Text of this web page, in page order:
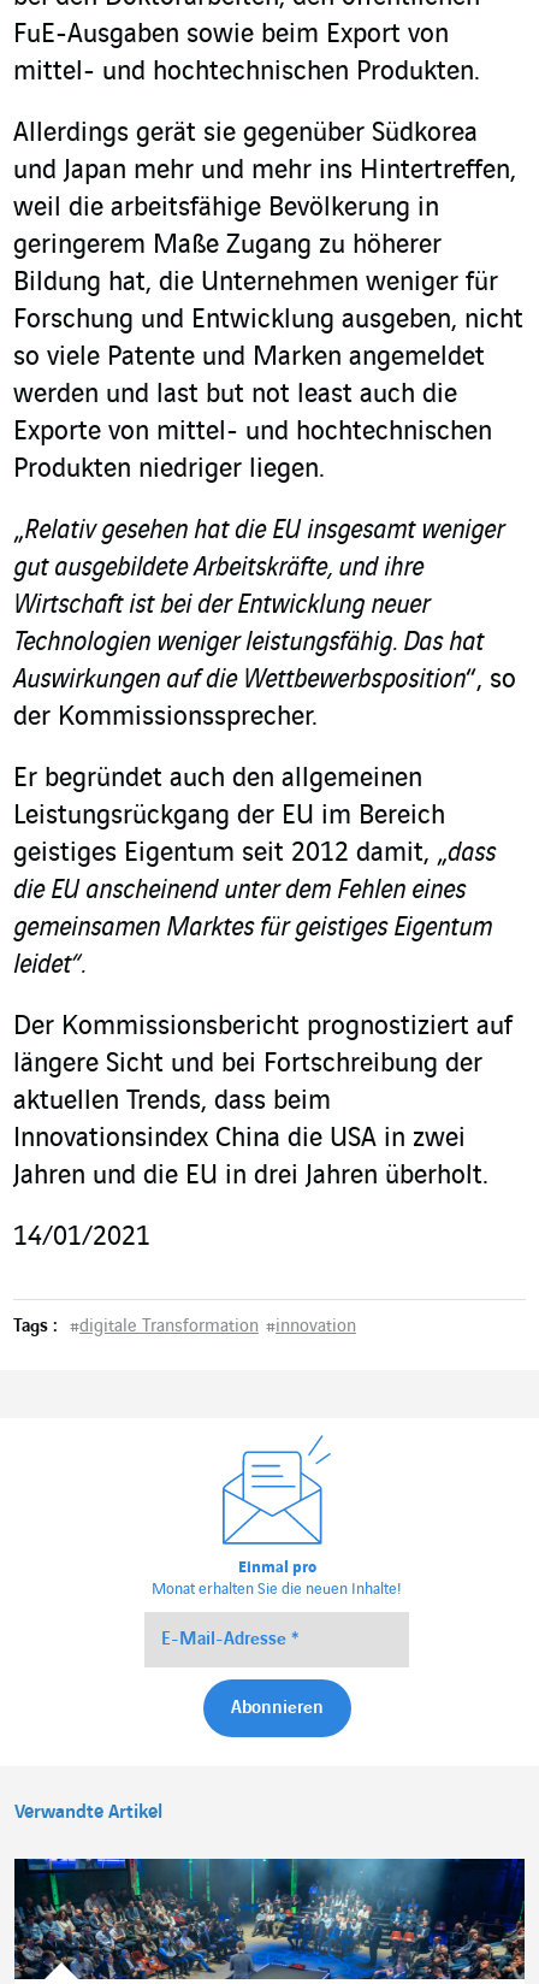
FuE-Ausgaben sowie beim Export von
mittel- und hochtechnischen Produkten.
Allerdings gerät sie gegenüber Südkorea
und Japan mehr und mehr ins Hintertreffen,
weil die arbeitsfähige Bevölkerung in
geringerem Maße Zugang zu höherer
Bildung hat, die Unternehmen weniger für
Forschung und Entwicklung ausgeben, nicht
so viele Patente und Marken angemeldet
werden und last but not least auch die
Exporte von mittel- und hochtechnischen
Produkten niedriger liegen.
„Relativ gesehen hat die EU insgesamt weniger
gut ausgebildete Arbeitskräfte, und ihre
Wirtschaft ist bei der Entwicklung neuer
Technologien weniger leistungsfähig. Das hat
Auswirkungen auf die Wettbewerbsposition“, so
der Kommissionssprecher.
Er begründet auch den allgemeinen
Leistungsrückgang der EU im Bereich
geistiges Eigentum seit 2012 damit, „dass
die EU anscheinend unter dem Fehlen eines
gemeinsamen Marktes für geistiges Eigentum
leidet“.
Der Kommissionsbericht prognostiziert auf
längere Sicht und bei Fortschreibung der
aktuellen Trends, dass beim
Innovationsindex China die USA in zwei
Jahren und die EU in drei Jahren überholt.
14/01/2021
Tags : #digitale Transformation #innovation
Einmal pro
Monat erhalten Sie die neuen Inhalte!
Verwandte Artikel